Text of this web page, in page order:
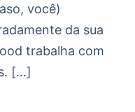
você)
da sua
trabalha com
[…]